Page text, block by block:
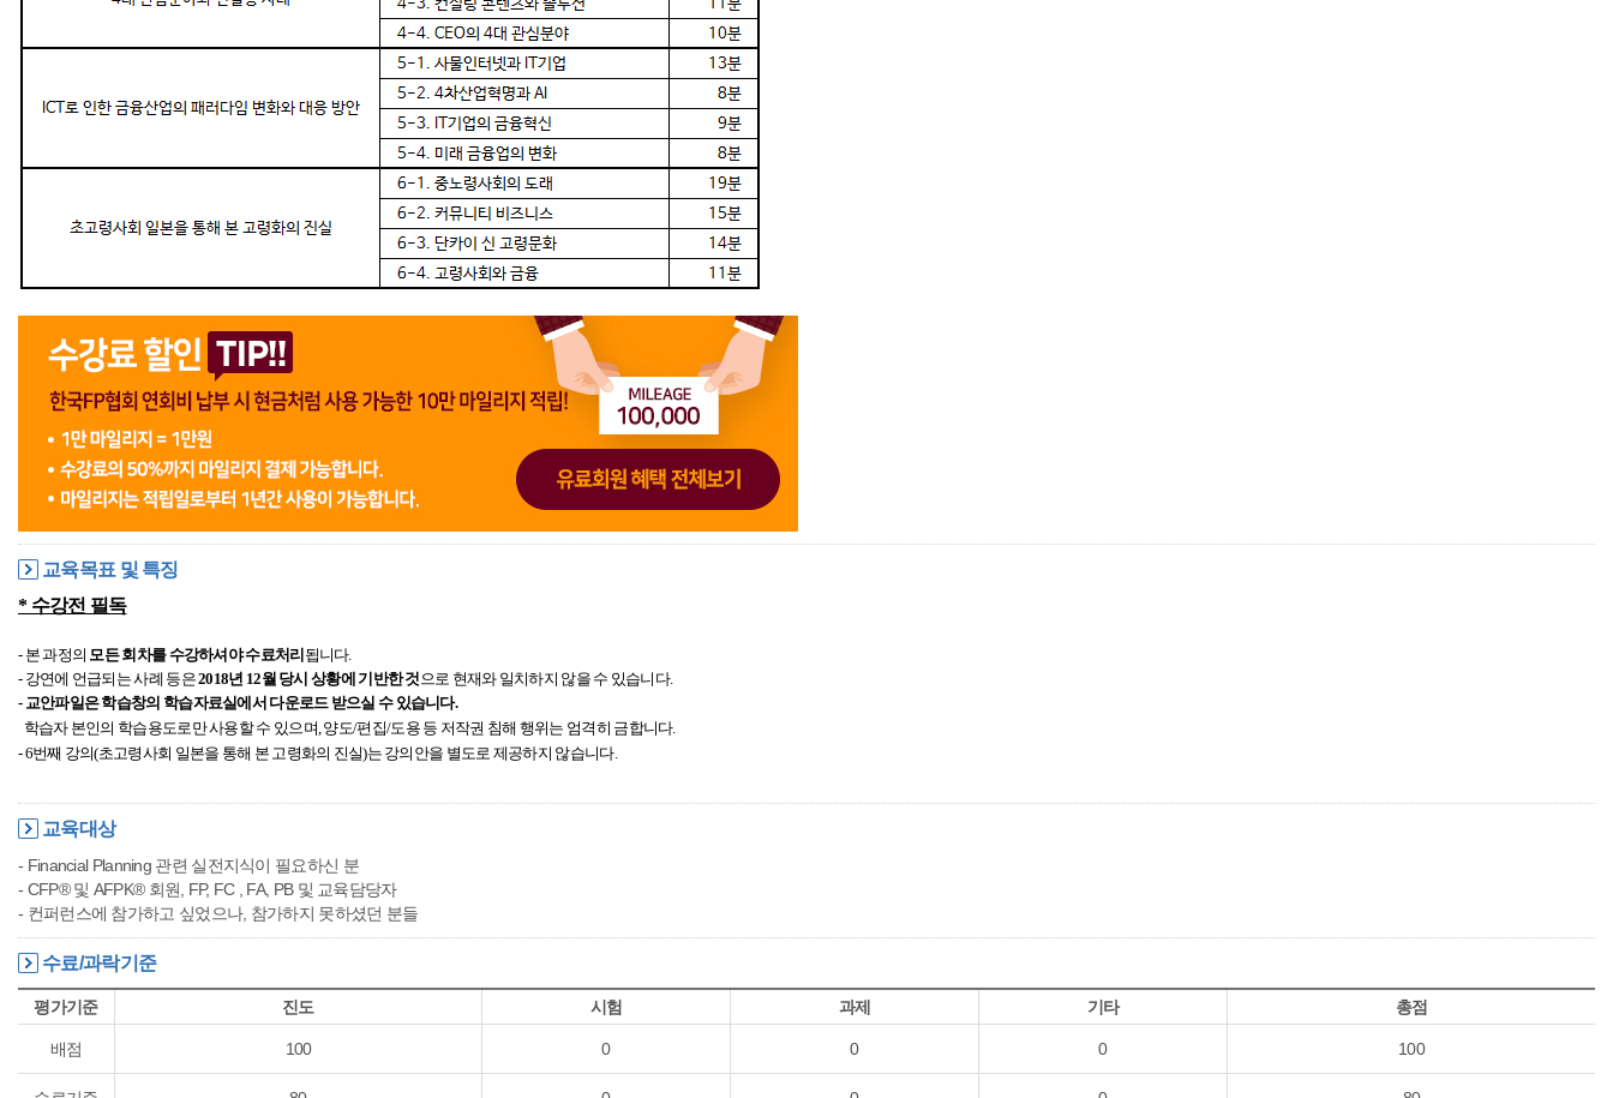
교육목표 및 특징
* 수강전 필독
- 본 과정의 모든 회차를 수강하셔야 수료처리 됩니다.
- 강연에 언급되는 사례 등은2018년 12월 당시 상황에 기반한 것으로 현재와 일치하지 않을 수 있습니다.
- 교안파일은 학습창의 학습자료실에서 다운로드 받으실 수 있습니다.
학습자 본인의 학습용도로만 사용할 수 있으며,양도/편집/도용 등 저작권 침해 행위는 엄격히 금합니다.
- 6번째 강의(초고령사회 일본을 통해 본 고령화의 진실)는 강의안을 별도로 제공하지 않습니다.
교육대상
- Financial Planning 관련 실전지식이 필요하신 분
- CFP® 및 AFPK® 회원, FP, FC , FA, PB 및 교육담당자
- 컨퍼런스에 참가하고 싶었으나, 참가하지 못하셨던 분들
수료/과락기준
평가기준 진도 시험 과제 기타 총점
배점 100 0 0 0 100